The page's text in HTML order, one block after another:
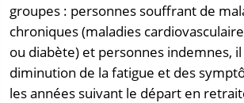
groupes : personnes souffrant de
chroniques (maladies
ou diabète) et personnes indemnes, il
diminution de la fatigue et des
les années suivant le départ en